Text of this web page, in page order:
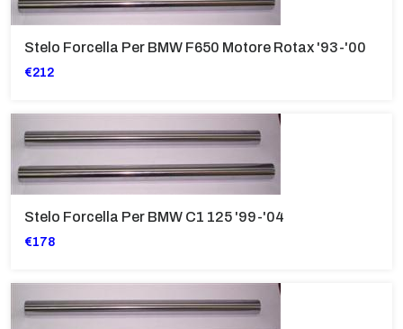
Stelo Forcella Per BMW F650 Motore Rotax '93-'00
€212
Stelo Forcella Per BMW C1 125 '99-'04
€178